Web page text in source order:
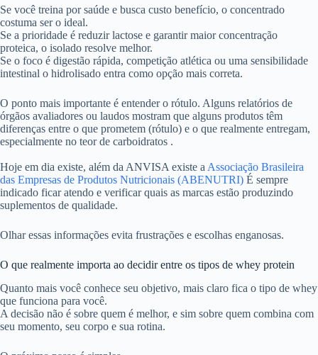
Se você treina por saúde e busca custo benefício, o concentrado
costuma ser o ideal.
Se a prioridade é reduzir lactose e garantir maior concentração
proteica, o isolado resolve melhor.
Se o foco é digestão rápida, competição atlética ou uma sensibilidade
intestinal o hidrolisado entra como opção mais correta.
O ponto mais importante é entender o rótulo. Alguns relatórios de
órgãos avaliadores ou laudos mostram que alguns produtos têm
diferenças entre o que prometem (rótulo) e o que realmente entregam,
especialmente no teor de carboidratos .
Hoje em dia existe, além da ANVISA existe a Associação Brasileira
das Empresas de Produtos Nutricionais (ABENUTRI) É sempre
indicado ficar atendo e verificar quais as marcas estão produzindo
suplementos de qualidade.
Olhar essas informações evita frustrações e escolhas enganosas.
O que realmente importa ao decidir entre os tipos de whey protein
Quanto mais você conhece seu objetivo, mais claro fica o tipo de whey
que funciona para você.
A decisão não é sobre quem é melhor, e sim sobre quem combina com
seu momento, seu corpo e sua rotina.